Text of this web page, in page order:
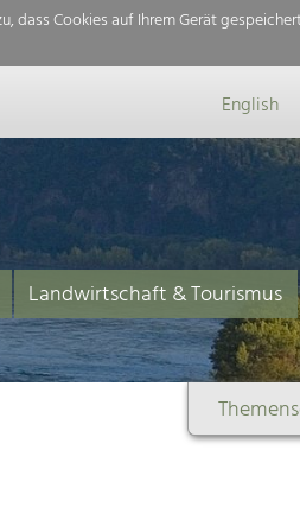
dass Cookies auf Ihrem Gerät
English
Landwirtschaft & Tourismus